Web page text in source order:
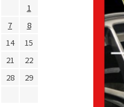
1
7
8
14
15
21
22
28
29